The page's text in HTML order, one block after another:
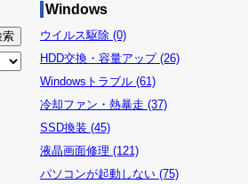
Windows
ウイルス駆除 (0)
HDD交換・容量アップ (26)
Windowsトラブル (61)
冷却ファン・熱暴走 (37)
SSD換装 (45)
液晶画面修理 (121)
パソコンが起動しない (75)